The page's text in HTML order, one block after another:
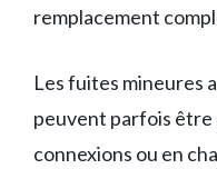
remplacement
Les fuites mineures
peuvent parfois être
connexions ou en